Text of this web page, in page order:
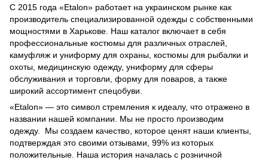
С 2015 года «Etalon» работает на украинском рынке как
производитель специализированной одежды с собственными
мощностями в Харькове. Наш каталог включает в себя
профессиональные костюмы для различных отраслей,
камуфляж и униформу для охраны, костюмы для рыбалки и
охоты, медицинскую одежду, униформу для сферы
обслуживания и торговли, форму для поваров, а также
широкий ассортимент спецобуви.
«Etalon» — это символ стремления к идеалу, что отражено в
названии нашей компании. Мы не просто производим
одежду. Мы создаем качество, которое ценят наши клиенты,
подтверждая это своими отзывами, 99% из которых
положительные. Наша история началась с розничной